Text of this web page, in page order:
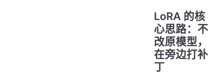
LoRA 的核
心思路：不
改原模型，
在旁边打补
丁